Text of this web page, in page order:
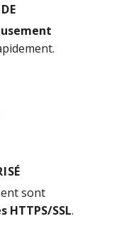
sont
HTTPS/SSL.